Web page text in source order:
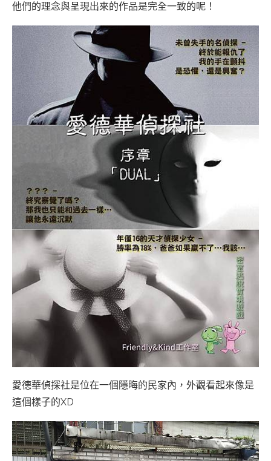
他們的理念與呈現出來的作品是完全一致的呢！
愛德華偵探社是位在一個隱晦的民家內，外觀看起來像是
這個樣子的XD